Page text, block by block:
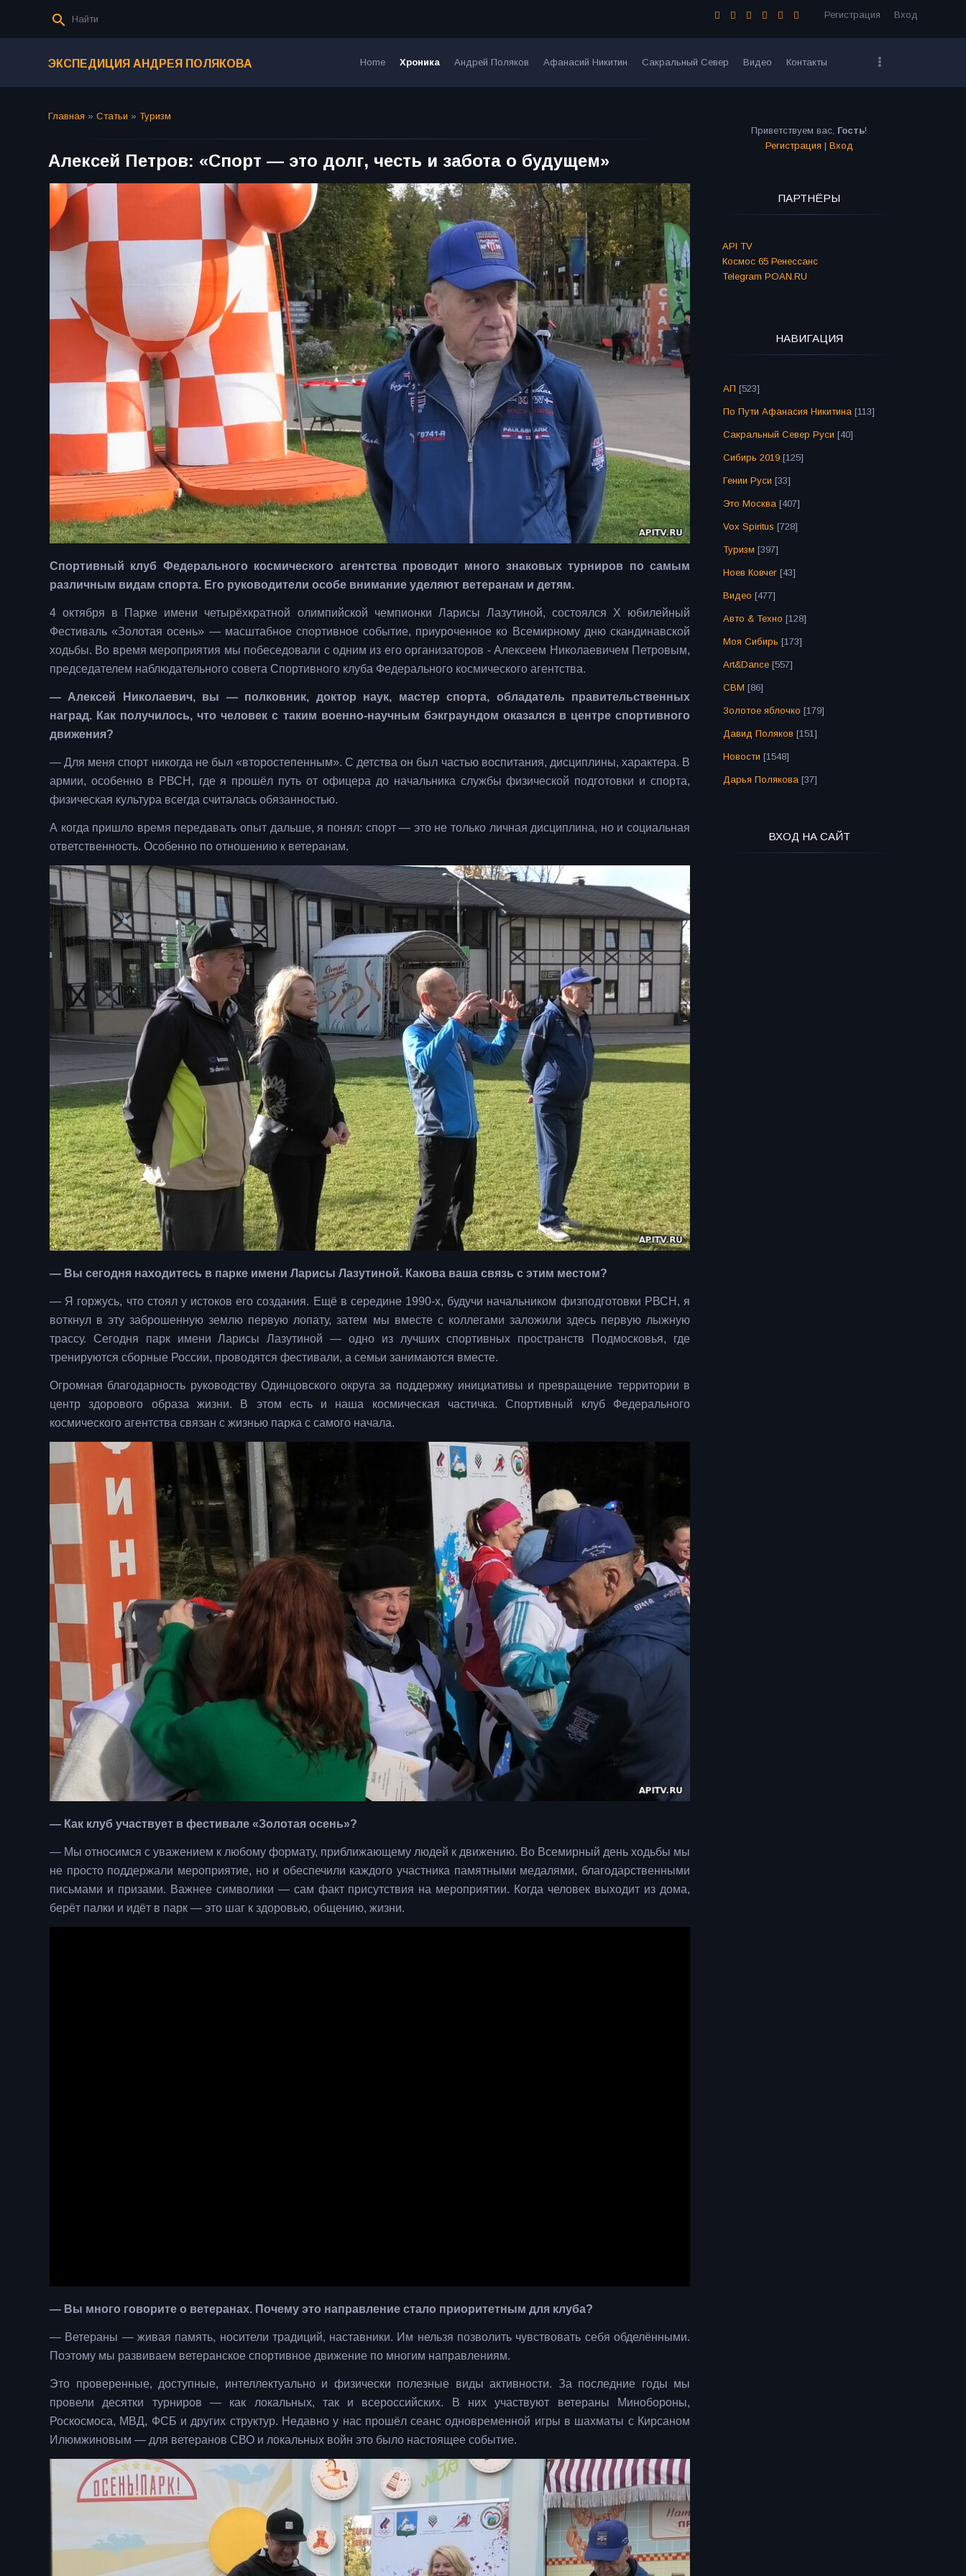
Регистрация Вход
ЭКСПЕДИЦИЯ АНДРЕЯ ПОЛЯКОВА Home Хроника Андрей Поляков Афанасий Никитин Сакральный Север Видео Контакты
Главная » Статьи » Туризм
Алексей Петров: «Спорт — это долг, честь и забота о будущем»
Спортивный клуб Федерального космического агентства проводит много знаковых турниров по самым
различным видам спорта. Его руководители особе внимание уделяют ветеранам и детям.
4 октября в Парке имени четырёхкратной олимпийской чемпионки Ларисы Лазутиной, состоялся X юбилейный
Фестиваль «Золотая осень» — масштабное спортивное событие, приуроченное ко Всемирному дню скандинавской
ходьбы. Во время мероприятия мы побеседовали с одним из его организаторов - Алексеем Николаевичем Петровым,
председателем наблюдательного совета Спортивного клуба Федерального космического агентства.
— Алексей Николаевич, вы — полковник, доктор наук, мастер спорта, обладатель правительственных
наград. Как получилось, что человек с таким военно-научным бэкграундом оказался в центре спортивного
движения?
— Для меня спорт никогда не был «второстепенным». С детства он был частью воспитания, дисциплины, характера. В
армии, особенно в РВСН, где я прошёл путь от офицера до начальника службы физической подготовки и спорта,
физическая культура всегда считалась обязанностью.
А когда пришло время передавать опыт дальше, я понял: спорт — это не только личная дисциплина, но и социальная
ответственность. Особенно по отношению к ветеранам.
— Вы сегодня находитесь в парке имени Ларисы Лазутиной. Какова ваша связь с этим местом?
— Я горжусь, что стоял у истоков его создания. Ещё в середине 1990-х, будучи начальником физподготовки РВСН, я
воткнул в эту заброшенную землю первую лопату, затем мы вместе с коллегами заложили здесь первую лыжную
трассу. Сегодня парк имени Ларисы Лазутиной — одно из лучших спортивных пространств Подмосковья, где
тренируются сборные России, проводятся фестивали, а семьи занимаются вместе.
Огромная благодарность руководству Одинцовского округа за поддержку инициативы и превращение территории в
центр здорового образа жизни. В этом есть и наша космическая частичка. Спортивный клуб Федерального
космического агентства связан с жизнью парка с самого начала.
— Как клуб участвует в фестивале «Золотая осень»?
— Мы относимся с уважением к любому формату, приближающему людей к движению. Во Всемирный день ходьбы мы
не просто поддержали мероприятие, но и обеспечили каждого участника памятными медалями, благодарственными
письмами и призами. Важнее символики — сам факт присутствия на мероприятии. Когда человек выходит из дома,
берёт палки и идёт в парк — это шаг к здоровью, общению, жизни.
— Вы много говорите о ветеранах. Почему это направление стало приоритетным для клуба?
— Ветераны — живая память, носители традиций, наставники. Им нельзя позволить чувствовать себя обделёнными.
Поэтому мы развиваем ветеранское спортивное движение по многим направлениям.
Это проверенные, доступные, интеллектуально и физически полезные виды активности. За последние годы мы
провели десятки турниров — как локальных, так и всероссийских. В них участвуют ветераны Минобороны,
Роскосмоса, МВД, ФСБ и других структур. Недавно у нас прошёл сеанс одновременной игры в шахматы с Кирсаном
Илюмжиновым — для ветеранов СВО и локальных войн это было настоящее событие.
Приветствуем вас, Гость!
Регистрация | Вход
ПАРТНЁРЫ
API TV
Космос 65 Ренессанс
Telegram POAN.RU
НАВИГАЦИЯ
АП [523]
По Пути Афанасия Никитина [113]
Сакральный Север Руси [40]
Сибирь 2019 [125]
Гении Руси [33]
Это Москва [407]
Vox Spiritus [728]
Туризм [397]
Ноев Ковчег [43]
Видео [477]
Авто & Техно [128]
Моя Сибирь [173]
Art&Dance [557]
СВМ [86]
Золотое яблочко [179]
Давид Поляков [151]
Новости [1548]
Дарья Полякова [37]
ВХОД НА САЙТ